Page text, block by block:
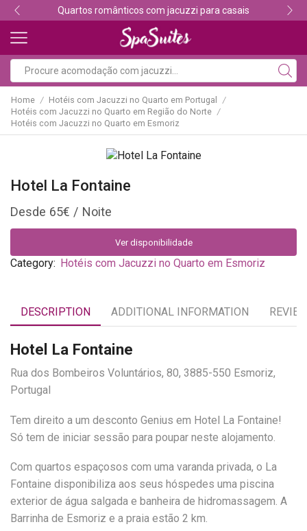
Quartos românticos com jacuzzi para casais
Home / Hotéis com Jacuzzi no Quarto em Portugal /
Hotéis com Jacuzzi no Quarto em Região do Norte /
Hotéis com Jacuzzi no Quarto em Esmoriz
Hotel La Fontaine
65€
Ver disponibilidade
Category: Hotéis com Jacuzzi no Quarto em Esmoriz
DESCRIPTION ADDITIONAL INFORMATION
Hotel La Fontaine
Rua dos Bombeiros Voluntários, 80, 3885-550 Esmoriz,
Portugal
Tem direito a um desconto Genius em Hotel La Fontaine!
Só tem de iniciar sessão para poupar neste alojamento.
Com quartos espaçosos com uma varanda privada, o La
Fontaine disponibiliza aos seus hóspedes uma piscina
exterior de água salgada e banheira de hidromassagem. A
Barrinha de Esmoriz e a praia estão 2 km.